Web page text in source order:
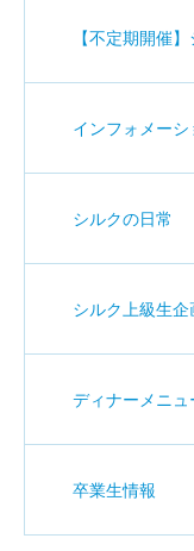
【不定期開催
インフォメーシ
シルクの日常
シルク上級生企
ディナーメニュ
卒業生情報